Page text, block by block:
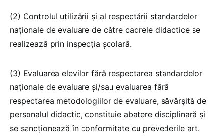
(2) Controlul utilizării și al respectării standardelor
naționale de evaluare de către cadrele didactice se
realizează prin inspecția școlară.
(3) Evaluarea elevilor fără respectarea standardelor
naționale de evaluare și/sau evaluarea fără
respectarea metodologiilor de evaluare, săvârșită de
personalul didactic, constituie abatere disciplinară și
se sancționează în conformitate cu prevederile art.